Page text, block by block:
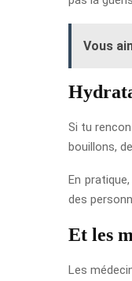
Vous
Si tu
bouillons,
En
des
Et les
Les